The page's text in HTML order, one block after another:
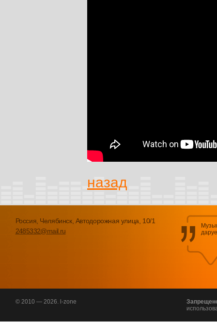
назад
Россия, Челябинск, Автодорожная улица, 10/1
2485332@mail.ru
© 2010 — 2026. l-zone